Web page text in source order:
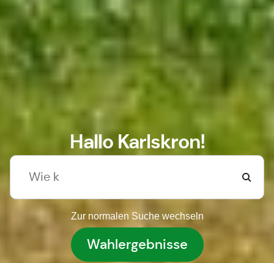
Hallo Karlskron!
Zur normalen Suche wechseln
Wahlergebnisse